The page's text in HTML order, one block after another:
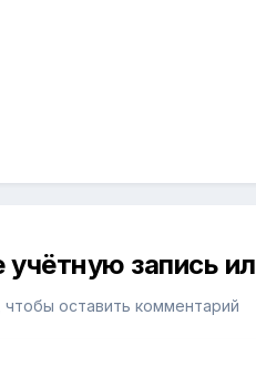
запись
оставить комментарий